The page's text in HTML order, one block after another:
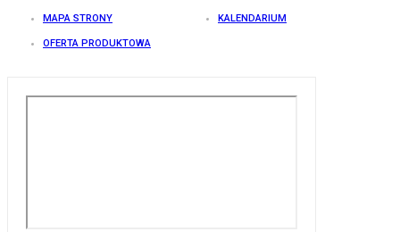
MAPA STRONY KALENDARIUM
OFERTA PRODUKTOWA